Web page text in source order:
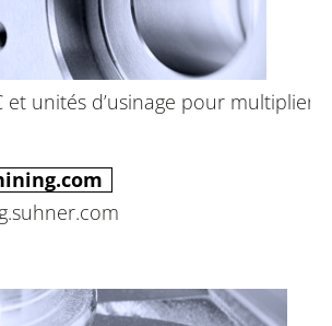
et unités d’usinage pour multiplier